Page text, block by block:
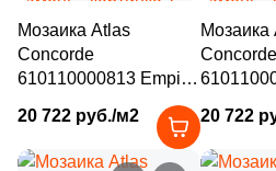
Мозаика Atlas
Concorde
610110000813 Empire
Tajmahal Mosaic Lap
30x30 бежевая
полированная под
20 722 руб./м2
Мозаика
Concorde
Silver
30x30
20 722